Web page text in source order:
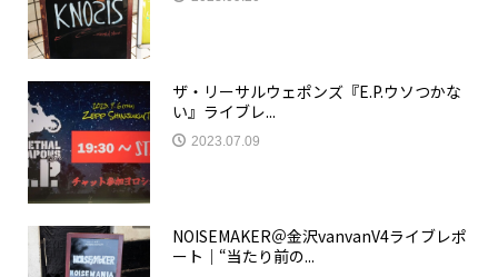
ザ・リーサルウェポンズ『E.P.ウソつかな
い』ライブレ...
2023.07.09
NOISEMAKER＠金沢vanvanV4ライブレポ
ート｜“当たり前の...